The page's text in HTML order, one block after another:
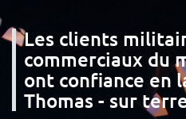
Les clients
commerciaux du
ont confiance en
Thomas - sur